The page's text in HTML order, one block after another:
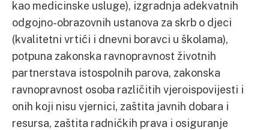
kao medicinske usluge), izgradnja adekvatnih
odgojno-obrazovnih ustanova za skrb o djeci
(kvalitetni vrtići i dnevni boravci u školama),
potpuna zakonska ravnopravnost životnih
partnerstava istospolnih parova, zakonska
ravnopravnost osoba različitih vjeroispovijesti i
onih koji nisu vjernici, zaštita javnih dobara i
resursa, zaštita radničkih prava i osiguranje